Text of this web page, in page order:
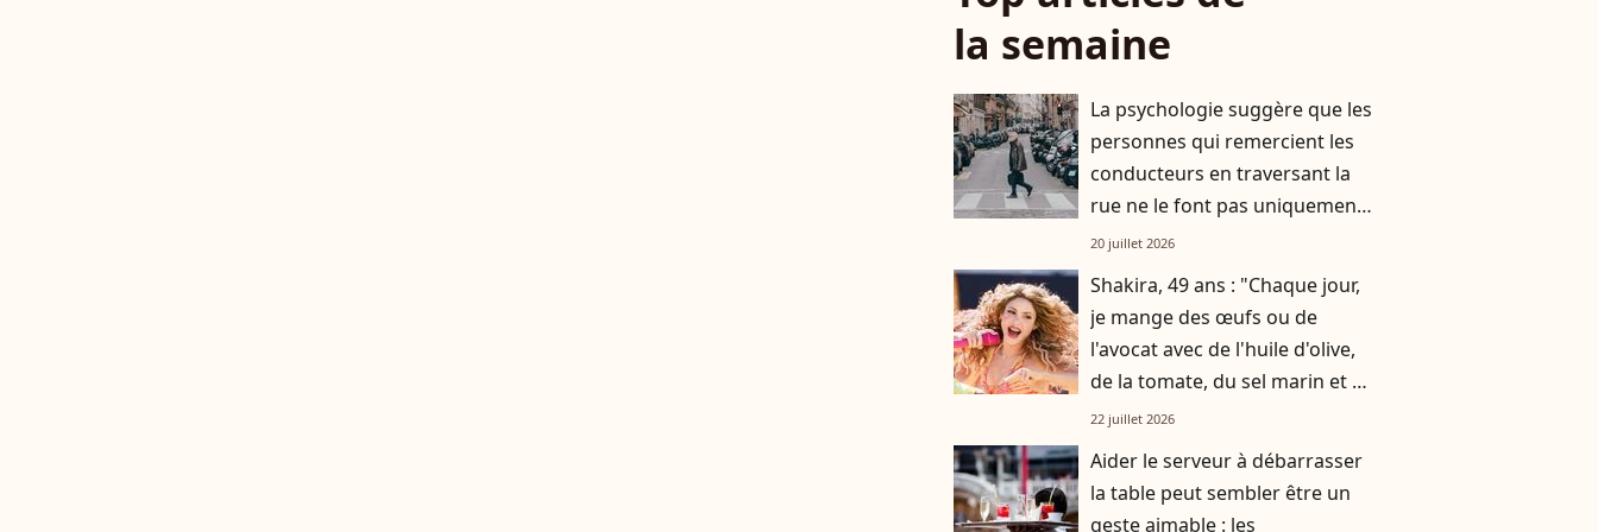
la semaine
La psychologie suggère que les
personnes qui remercient les
conducteurs en traversant la
rue ne le font pas uniquement
par gratitude
20 juillet 2026
Shakira, 49 ans : "Chaque jour,
je mange des œufs ou de
l'avocat avec de l'huile d'olive,
de la tomate, du sel marin et un
smoothie"
22 juillet 2026
Aider le serveur à débarrasser
la table peut sembler être un
geste aimable : les